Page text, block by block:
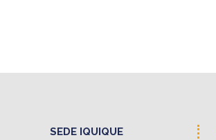
SEDE IQUIQUE